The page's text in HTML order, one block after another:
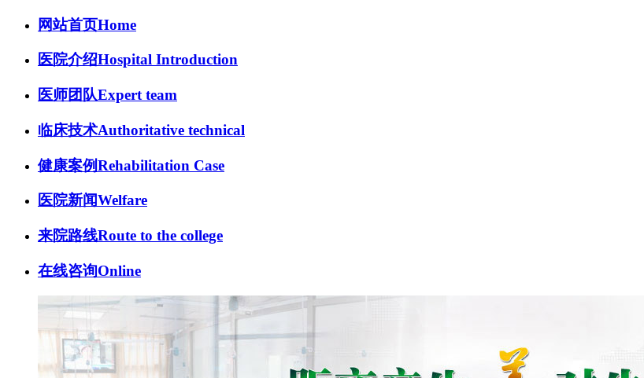
网站首页Home
医院介绍Hospital Introduction
医师团队Expert team
临床技术Authoritative technical
健康案例Rehabilitation Case
医院新闻Welfare
来院路线Route to the college
在线咨询Online